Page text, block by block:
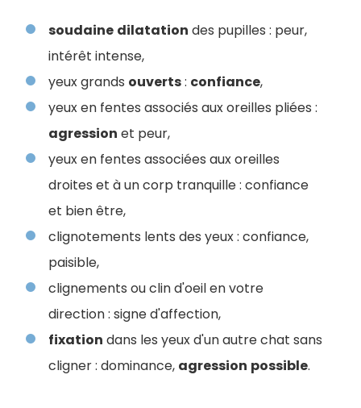
soudaine dilatation des pupilles : peur,
intérêt intense,
yeux grands ouverts: confiance,
yeux en fentes associés aux oreilles pliées :
agression et peur,
yeux en fentes associées aux oreilles
droites et à un corp tranquille : confiance
et bien être,
clignotements lents des yeux : confiance,
paisible,
clignements ou clin d'oeil en votre
direction : signe d'affection,
fixation dans les yeux d'un autre chat sans
cligner : dominance, agression possible.